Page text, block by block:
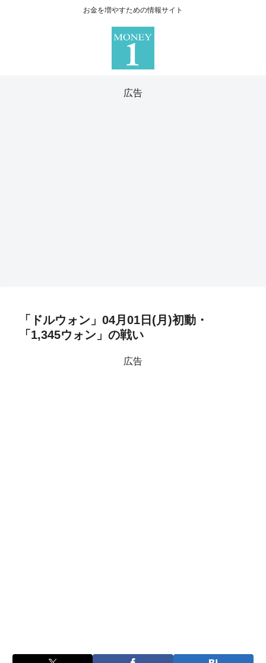
お金を増やすための情報サイト
広告
「ドルウォン」04月01日(月)初動・
「1,345ウォン」の戦い
広告